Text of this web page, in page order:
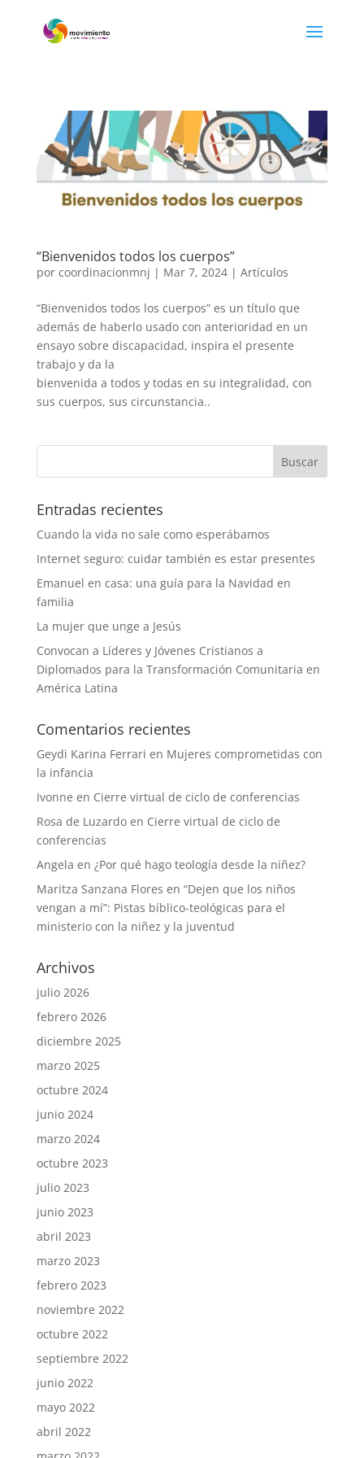
“Bienvenidos todos los cuerpos”
por coordinacionmnj | Mar 7, 2024| Artículos
“Bienvenidos todos los cuerpos” es un título que
además de haberlo usado con anterioridad en un
ensayo sobre discapacidad, inspira el presente
trabajo y da la
bienvenida a todos y todas en su integralidad, con
sus cuerpos, sus circunstancia..
Entradas recientes
Cuando la vida no sale como esperábamos
Internet seguro: cuidar también es estar presentes
Emanuel en casa: una guía para la Navidad en
familia
La mujer que unge a Jesús
Convocan a Líderes y Jóvenes Cristianos a
Diplomados para la Transformación Comunitaria en
América Latina
Comentarios recientes
Geydi Karina Ferrari en Mujeres comprometidas con
la infancia
Ivonne en Cierre virtual de ciclo de conferencias
Rosa de Luzardoen Cierre virtual de ciclo de
conferencias
Angela en ¿Por qué hago teología desde la niñez?
Maritza Sanzana Flores en “Dejen que los niños
vengan a mí”: Pistas bíblico-teológicas para el
ministerio con la niñez y la juventud
Archivos
julio 2026
febrero 2026
diciembre 2025
marzo 2025
octubre 2024
junio 2024
marzo 2024
octubre 2023
julio 2023
junio 2023
abril 2023
marzo 2023
febrero 2023
noviembre 2022
octubre 2022
septiembre 2022
junio 2022
mayo 2022
abril 2022